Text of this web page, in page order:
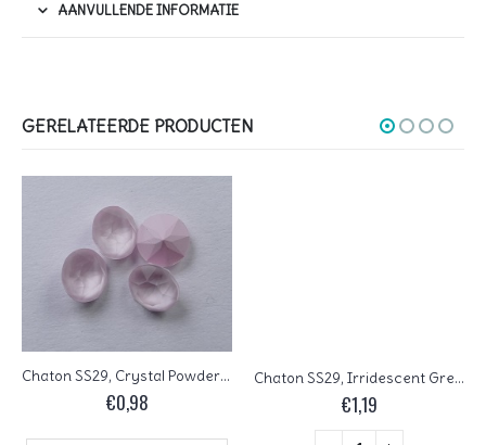
AANVULLENDE INFORMATIE
GERELATEERDE PRODUCTEN
Chaton SS29, Crystal Powder Rose
€0,98
Chaton SS29, Irridescent Green
€1,19